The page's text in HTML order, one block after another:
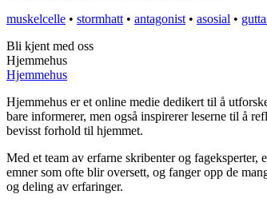
muskelcelle • stormhatt • antagonist • asosial •
Bli kjent med oss
Hjemmehus
Hjemmehus
Hjemmehus er et online medie dedikert til å
bare informerer, men også inspirerer leserne til å
bevisst forhold til hjemmet.
Med et team av erfarne skribenter og
emner som ofte blir oversett, og fanger opp de
og deling av erfaringer.